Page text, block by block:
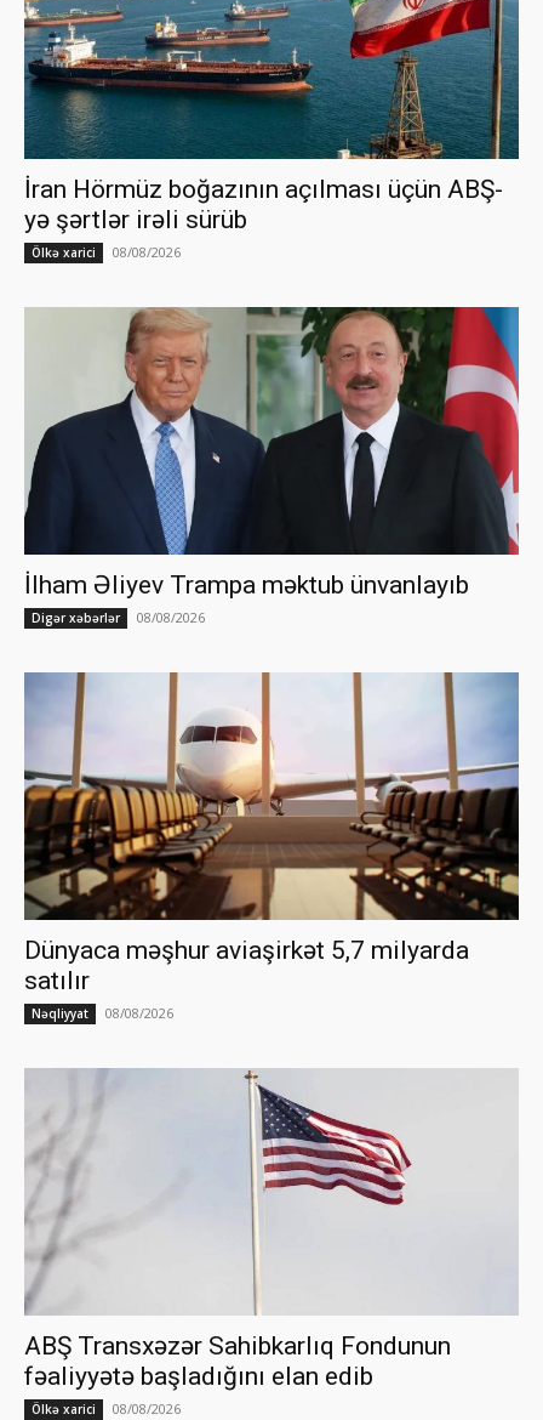
İran Hörmüz boğazının açılması üçün ABŞ-
yə şərtlər irəli sürüb
Ölkə xarici 08/08/2026
İlham Əliyev Trampa məktub ünvanlayıb
Digər xəbərlər 08/08/2026
Dünyaca məşhur aviaşirkət 5,7 milyarda
satılır
Nəqliyyat 08/08/2026
ABŞ Transxəzər Sahibkarlıq Fondunun
fəaliyyətə başladığını elan edib
Ölkə xarici 08/08/2026